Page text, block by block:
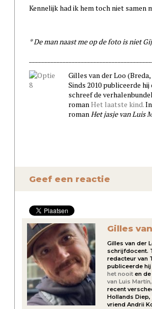
Kennelijk had ik hem toch niet samen
* De man naast me op de foto is niet
Gilles van der Loo
Sinds 2010 publiceerde
schreef de
romanHet laatste kind.
romanHet jasje van Luis
Geef een reactie
Gilles
Gilles van der
schrijfdocent.
redacteur van
publiceerde
het nooiten de
van Luis Martín,
recent
Hollands
vriend Andrii